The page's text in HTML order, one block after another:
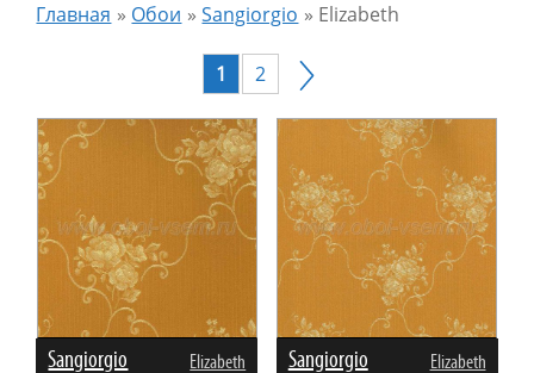
Главная » Обои »Sangiorgio » Elizabeth
1 2
Sangiorgio Elizabeth Sangiorgio Elizabeth